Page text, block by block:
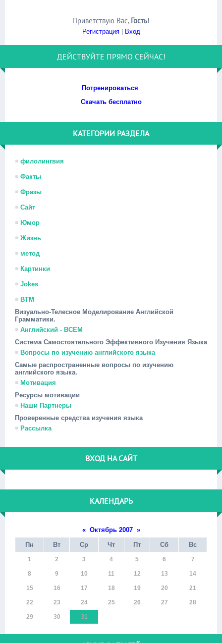
Приветствую Вас, Гость!
Регистрация| Вход
ДЕЙСТВУЙТЕ ПРЯМО СЕЙЧАС!
Потренироваться
Скачать бесплатно
КАТЕГОРИИ РАЗДЕЛА
филолингвия
Факты
Фразы
Сайт
Юмор
Жизнь
метод
Картинки
Jokes
ВТМ
Визуально-Телесное Моделирование Английской
Грамматики.
Английский - ВСЕМ
Система Самостоятельного Эффективного Изучения Языка
Вопросы по изучению английского языка
Самые распространенные вопросы по изучению
английского языка.
Мотивация
Ресурсы мотивации
Наши Партнеры
Проверенные средства изучения языка
Рассылка
ВХОД НА САЙТ
КАЛЕНДАРЬ
« Октябрь 2007 »
Пн
Вт Ср Чт Пт Сб Вс
1 2 3 4 5 6 7
8 9 10 11 12 13 14
15 16 17 18 19 20 21
22 23 24 25 26 27 28
29 30 31